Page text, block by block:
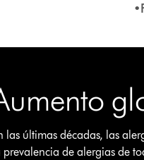
•
las últimas décadas, las
prevalencia de alergias de